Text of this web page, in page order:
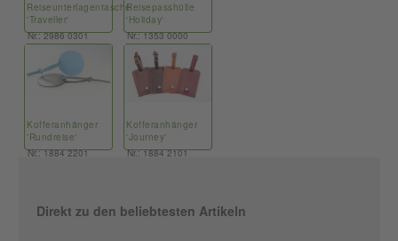
Reiseunterlagentasche
'Traveller'
Nr.: 2986 0301
Reisepasshülle
'Holiday'
Nr.: 1353 0000
Kofferanhänger
'Rundreise'
Nr.: 1884 2201
Kofferanhänger
'Journey'
Nr.: 1884 2101
Direkt zu den beliebtesten Artikeln